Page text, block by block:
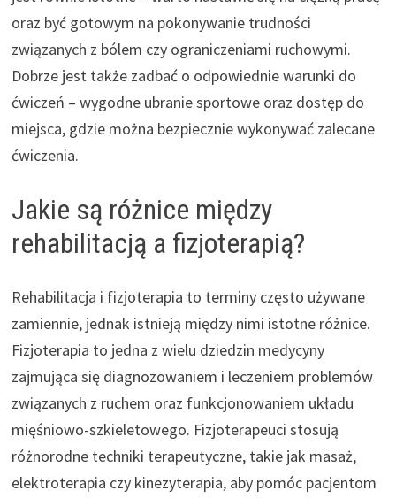
oraz być gotowym na pokonywanie trudności
związanych z bólem czy ograniczeniami ruchowymi.
Dobrze jest także zadbać o odpowiednie warunki do
ćwiczeń – wygodne ubranie sportowe oraz dostęp do
miejsca, gdzie można bezpiecznie wykonywać zalecane
ćwiczenia.
Jakie są różnice między
rehabilitacją a fizjoterapią?
Rehabilitacja i fizjoterapia to terminy często używane
zamiennie, jednak istnieją między nimi istotne różnice.
Fizjoterapia to jedna z wielu dziedzin medycyny
zajmująca się diagnozowaniem i leczeniem problemów
związanych z ruchem oraz funkcjonowaniem układu
mięśniowo-szkieletowego. Fizjoterapeuci stosują
różnorodne techniki terapeutyczne, takie jak masaż,
elektroterapia czy kinezyterapia, aby pomóc pacjentom